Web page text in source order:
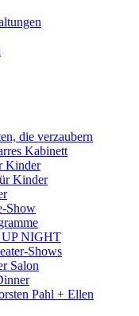
die verzaubern
Kabinett
Kinder
Kinder
Show
UP NIGHT
Shows
Salon
Pahl + Ellen